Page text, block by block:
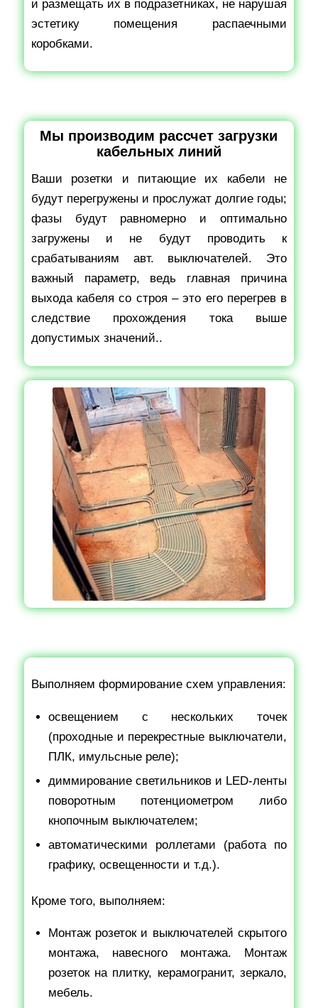
и размещать их в подразетниках, не нарушая
эстетику помещения распаечными
коробками.
Мы производим рассчет загрузки
кабельных линий
Ваши розетки и питающие их кабели не
будут перегружены и прослужат долгие годы;
фазы будут равномерно и оптимально
загружены и не будут проводить к
срабатываниям авт. выключателей. Это
важный параметр, ведь главная причина
выхода кабеля со строя – это его перегрев в
следствие прохождения тока выше
допустимых значений..
Выполняем формирование схем управления:
освещением с нескольких точек
(проходные и перекрестные выключатели,
ПЛК, имульсные реле);
диммирование светильников и LED-ленты
поворотным потенциометром либо
кнопочным выключателем;
автоматическими роллетами (работа по
графику, освещенности и т.д.).
Кроме того, выполняем:
Монтаж розеток и выключателей скрытого
монтажа, навесного монтажа. Монтаж
розеток на плитку, керамогранит, зеркало,
мебель.